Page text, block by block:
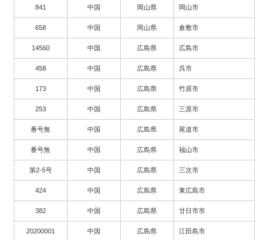
841 中国 岡山県 岡山市
658 中国 岡山県 倉敷市
14560 中国 広島県 広島市
458 中国 広島県 呉市
173 中国 広島県 竹原市
253 中国 広島県 三原市
番号無 中国 広島県 尾道市
番号無 中国 広島県 福山市
第2-5号 中国 広島県 三次市
424 中国 広島県 東広島市
382 中国 広島県 廿日市市
20200001 中国 広島県 江田島市